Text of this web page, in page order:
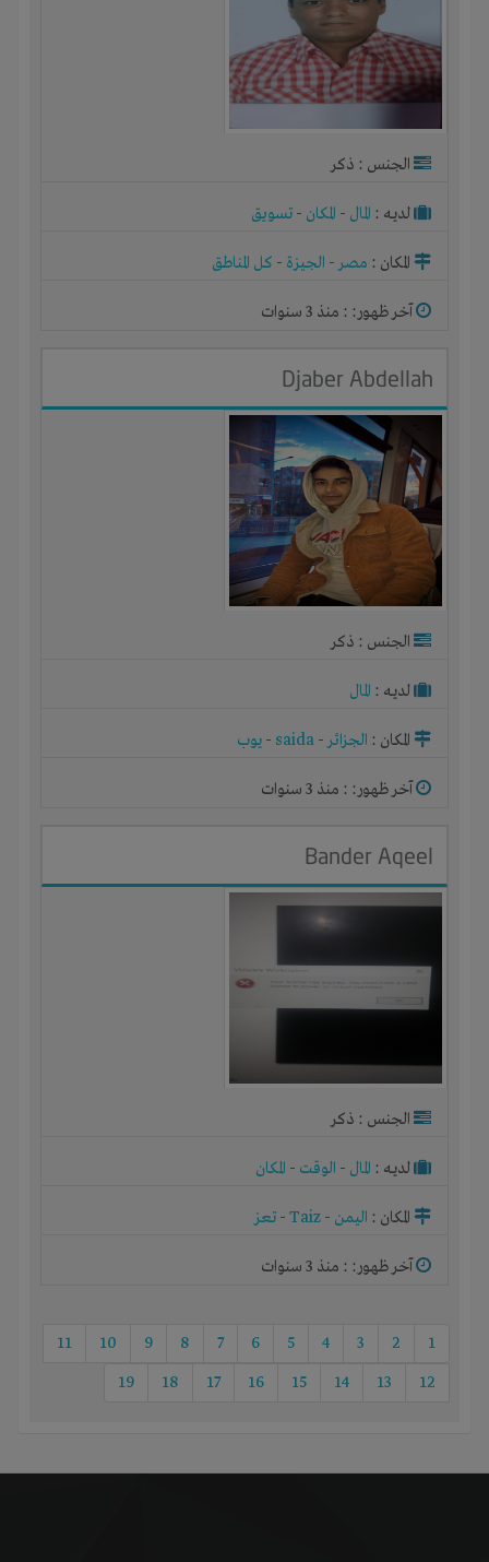
الجنس : ذكر
لديـه : المال - المكان - تسويق
المكان : مصر- الجيزة - كل المناطق
آخر ظهور: : منذ 3 سنوات
Djaber Abdellah
الجنس : ذكر
لديـه : المال
المكان : الجزائر-
saida
- يوب
آخر ظهور: : منذ 3 سنوات
Bander Aqeel
الجنس : ذكر
لديـه : المال - الوقت - المكان
المكان : اليمن -
Taiz
- تعز
آخر ظهور: : منذ 3 سنوات
1
2
3
4
5
6
7
8
9
10
11
12
13
14
15
16
17
18
19